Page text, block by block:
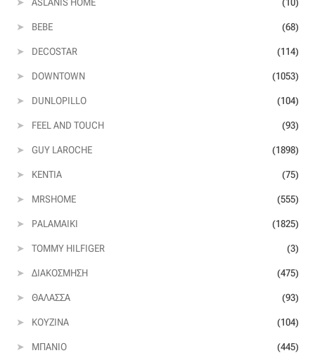
Βελούδο
Βουάλ
Γκρο
Δίχτυ
BEBE (68)
DECOSTAR (114)
DOWNTOWN (1053)
DUNLOPILLO (104)
FEEL AND TOUCH (93)
GUY LAROCHE (1898)
KENTIA (75)
MRSHOME (555)
PALAMAIKI (1825)
TOMMY HILFIGER (3)
ΔΙΑΚΌΣΜΗΣΗ (475)
ΘΆΛΑΣΣΑ (93)
ΚΟΥΖΊΝΑ (104)
ΜΠΆΝΙΟ (445)